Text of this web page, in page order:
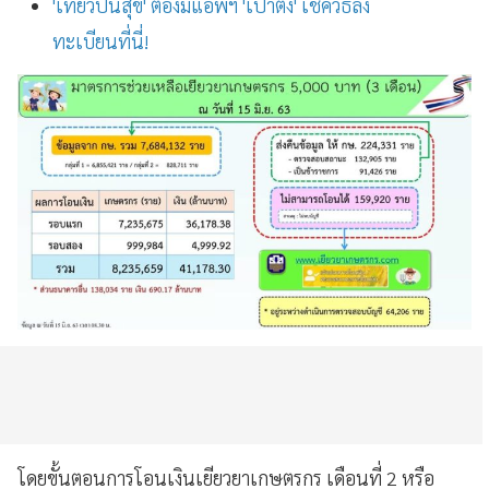
ทะเบียนที่นี่!
โดยขั้นตอนการโอนเงินเยียวยาเกษตรกร เดือนที่ 2 หรือ